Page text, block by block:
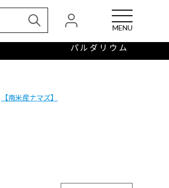
MENU
パルダリウム
【南米産ナマズ】